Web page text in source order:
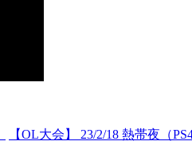
【OL大会】 23/2/18 熱帯夜（